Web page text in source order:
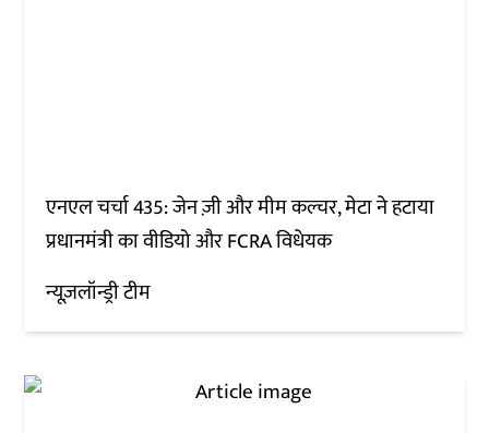
एनएल चर्चा 435: जेन ज़ी और मीम कल्चर, मेटा ने हटाया
प्रधानमंत्री का वीडियो और FCRA विधेयक
न्यूज़लॉन्ड्री टीम